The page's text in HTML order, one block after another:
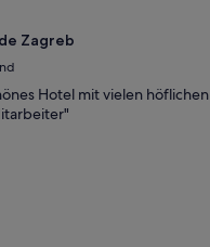
Zagreb
Hotel mit vielen höflichen